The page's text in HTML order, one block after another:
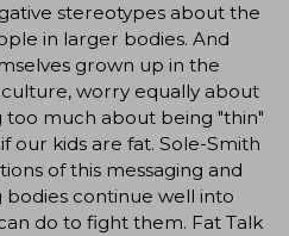
stereotypes about the
in larger bodies. And
grown up in the
worry equally about
too much about being "thin"
our kids are fat. Sole-Smith
of this messaging and
bodies continue well into
do to fight them. Fat Talk